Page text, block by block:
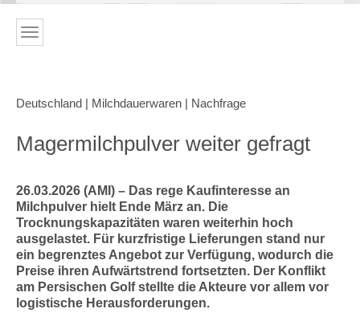
Deutschland | Milchdauerwaren | Nachfrage
Magermilchpulver weiter gefragt
26.03.2026 (AMI) – Das rege Kaufinteresse an
Milchpulver hielt Ende März an. Die
Trocknungskapazitäten waren weiterhin hoch
ausgelastet. Für kurzfristige Lieferungen stand nur
ein begrenztes Angebot zur Verfügung, wodurch die
Preise ihren Aufwärtstrend fortsetzten. Der Konflikt
am Persischen Golf stellte die Akteure vor allem vor
logistische Herausforderungen.